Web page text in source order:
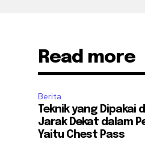
Read more
Berita
Teknik yang Dipakai
Jarak Dekat dalam
Yaitu Chest Pass